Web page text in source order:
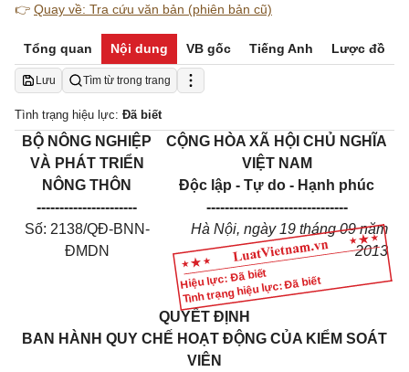
👉 Quay về: Tra cứu văn bản (phiên bản cũ)
Tổng quan Nội dung VB gốc Tiếng Anh Lược đồ
Lưu Tìm từ trong trang
Tình trạng hiệu lực: Đã biết
Hiệu lực: Đã biết
Tình trạng hiệu lực: Đã biết
BỘ NÔNG NGHIỆP
VÀ PHÁT TRIỂN
NÔNG THÔN
----------------------
Số: 2138/QĐ-BNN-
ĐMDN
CỘNG HÒA XÃ HỘI CHỦ NGHĨA
VIỆT NAM
Độc lập - Tự do - Hạnh phúc
-------------------------------
Hà Nội, ngày 19 tháng 09 năm
2013
QUYẾT ĐỊNH
BAN HÀNH QUY CHẾ HOẠT ĐỘNG CỦA KIỂM SOÁT
VIÊN